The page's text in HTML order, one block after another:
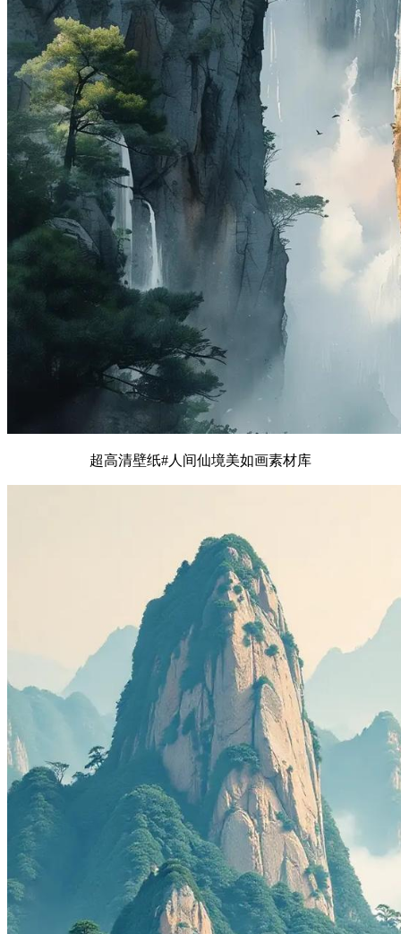
超高清壁纸#人间仙境美如画素材库